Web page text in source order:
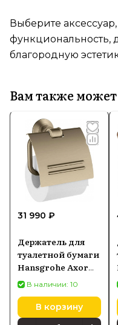
Выберите
функциональность,
благородную
Вам также
31 990 ₽
Держатель для
туалетной бумаги
Hansgrohe Axor
Montreux
42036820
В наличии: 10
В корзину